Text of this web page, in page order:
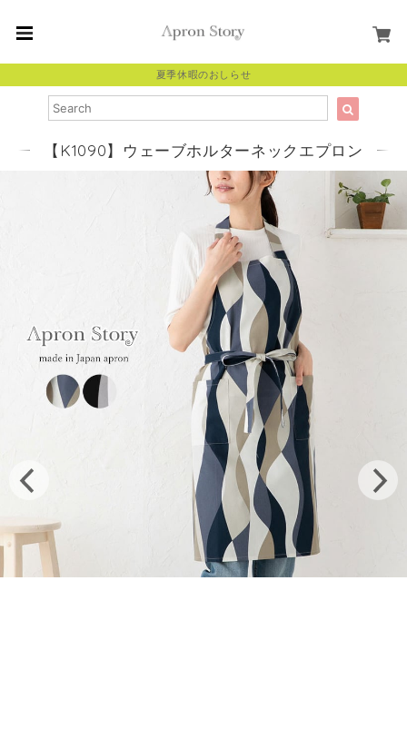
夏季休暇のおしらせ
【K1090】ウェーブホルターネックエプロン